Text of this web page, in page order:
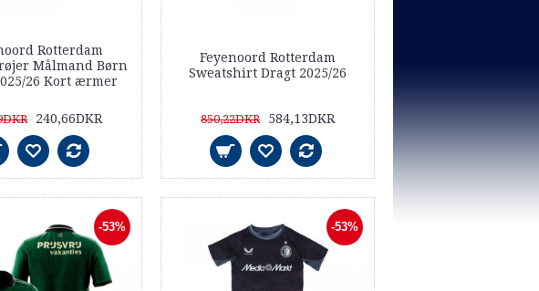
Rotterdam
Målmand Børn
26 Kort ærmer
240,66DKR
Feyenoord Rotterdam
Sweatshirt Dragt 2025/26
850,22DKR 584,13DKR
-53% -53%